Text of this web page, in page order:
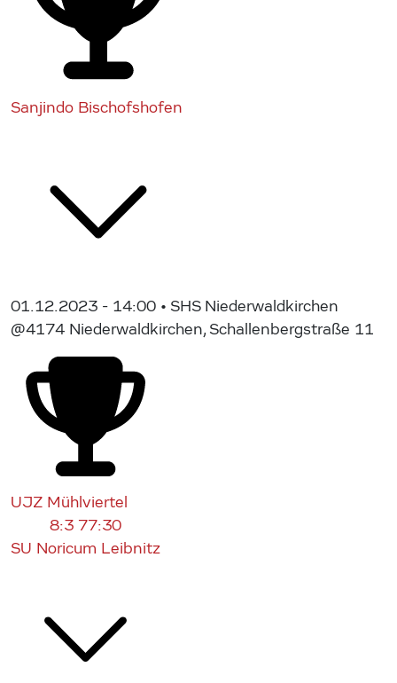
Sanjindo Bischofshofen
01.12.2023 - 14:00 • SHS Niederwaldkirchen
@4174 Niederwaldkirchen, Schallenbergstraße 11
UJZ Mühlviertel
8:3 77:30
SU Noricum Leibnitz